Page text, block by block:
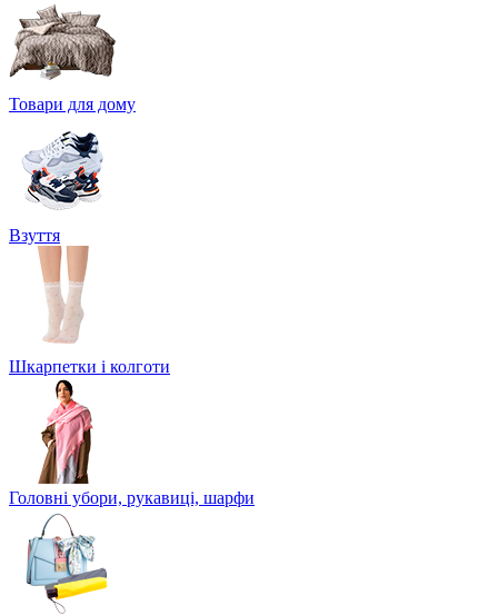
Товари для дому
Взуття
Шкарпетки і колготи
Головні убори, рукавиці, шарфи